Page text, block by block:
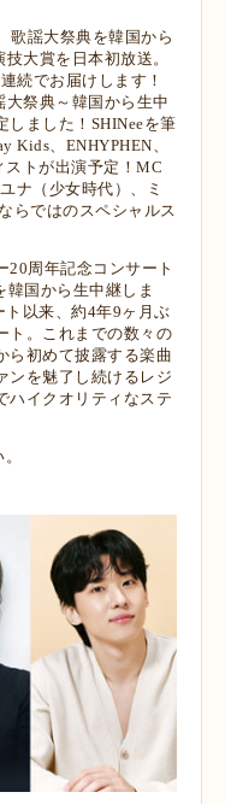
歌謡大祭典を韓国から
技大賞を日本初放送。
続でお届けします！
祭典～韓国から生中
し ました！SHINeeを筆
Kids、ENHYPHEN、
ストが出演予定！MC
ナ（少女時代）、ミ
らではのスペシャルス
20周年記念コンサート
韓国から生中継しま
以来、約4年9ヶ月ぶ
ト。これまでの数々の
ら初めて披露する楽曲
ンを魅了し続けるレジ
ハイク オリティなステ